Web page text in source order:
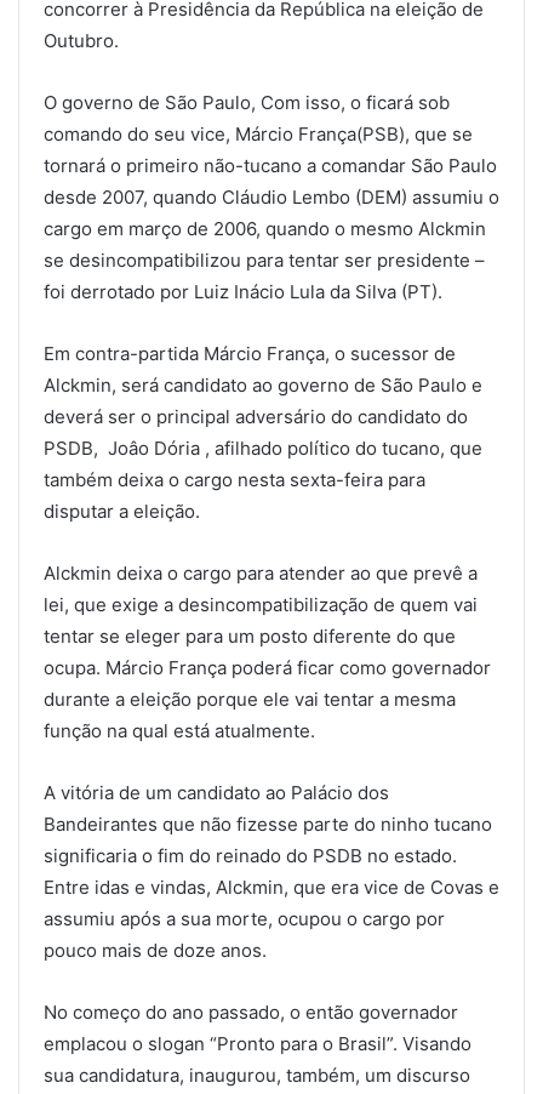
concorrer à Presidência da República na eleição de
Outubro.
O governo de São Paulo, Com isso, o ficará sob
comando do seu vice, Márcio França(PSB), que se
tornará o primeiro não-tucano a comandar São Paulo
desde 2007, quando Cláudio Lembo (DEM) assumiu o
cargo em março de 2006, quando o mesmo Alckmin
se desincompatibilizou para tentar ser presidente –
foi derrotado por Luiz Inácio Lula da Silva (PT).
Em contra-partida Márcio França, o sucessor de
Alckmin, será candidato ao governo de São Paulo e
deverá ser o principal adversário do candidato do
PSDB, Joâo Dória , afilhado político do tucano, que
também deixa o cargo nesta sexta-feira para
disputar a eleição.
Alckmin deixa o cargo para atender ao que prevê a
lei, que exige a desincompatibilização de quem vai
tentar se eleger para um posto diferente do que
ocupa. Márcio França poderá ficar como governador
durante a eleição porque ele vai tentar a mesma
função na qual está atualmente.
A vitória de um candidato ao Palácio dos
Bandeirantes que não fizesse parte do ninho tucano
significaria o fim do reinado do PSDB no estado.
Entre idas e vindas, Alckmin, que era vice de Covas e
assumiu após a sua morte, ocupou o cargo por
pouco mais de doze anos.
No começo do ano passado, o então governador
emplacou o slogan “Pronto para o Brasil”. Visando
sua candidatura, inaugurou, também, um discurso